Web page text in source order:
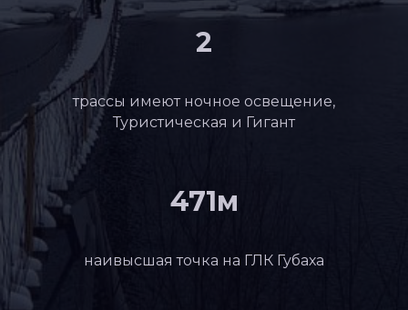
2
трассы имеют ночное освещение,
Туристическая и Гигант
471м
наивысшая точка на ГЛК Губаха